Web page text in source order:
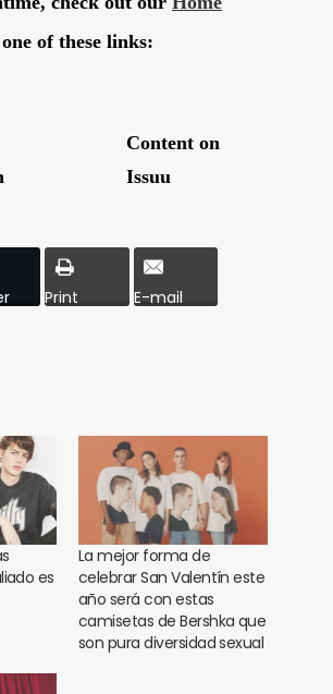
Print E-mail
es
La mejor forma de
celebrar San Valentín este
año será con estas
camisetas de Bershka que
son pura diversidad sexual